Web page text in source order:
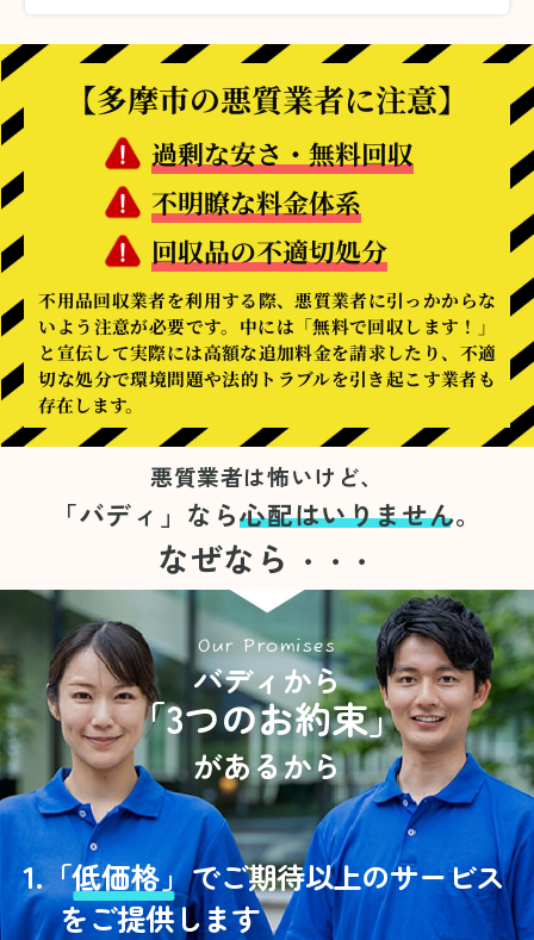
【多摩市の悪質業者に注意】
過剰な安さ・無料回収
不明瞭な料金体系
回収品の不適切処分
不用品回収業者を利用する際、悪質業者に引っかからな
いよう注意が必要です。中には「無料で回収します！」
と宣伝して実際には高額な追加料金を請求したり、不適
切な処分で環境問題や法的トラブルを引き起こす業者も
存在します。
悪質業者は怖いけど、
「バディ」なら心配はいりません。
なぜなら ・・・
Our Promises
バディから
「3つのお約束」
があるから
1.「低価格」でご期待以上のサービス
をご提供します